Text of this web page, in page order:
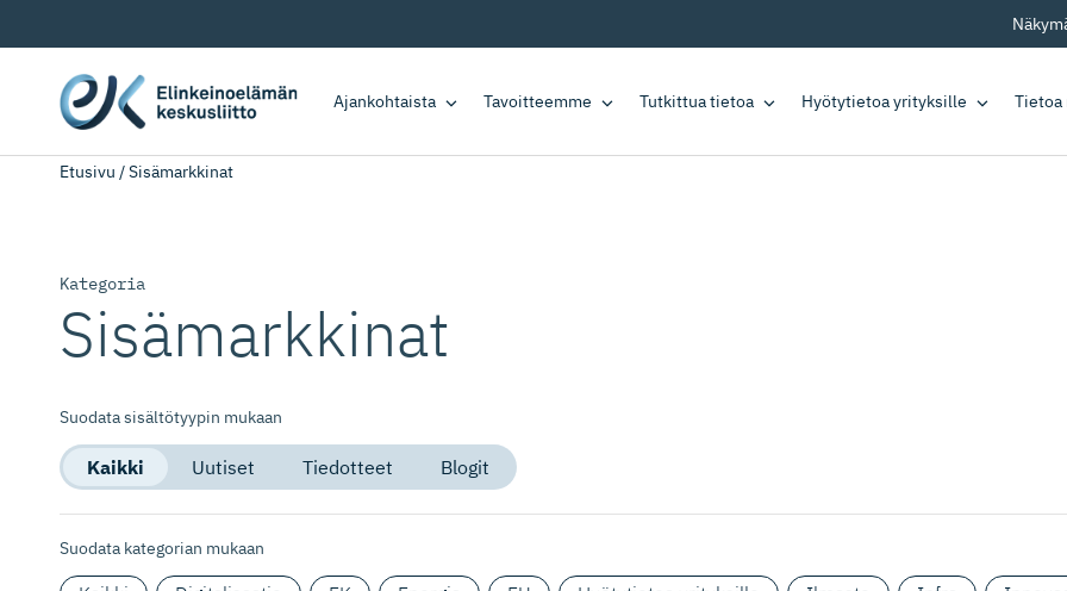
Ajankohtaista Tavoitteemme Tutkittua tietoa Hyötytietoa yrityksille Tietoa
Etusivu /Sisämarkkinat
Kategoria
Sisämarkkinat
Suodata sisältötyypin mukaan
Kaikki Uutiset Tiedotteet Blogit
Suodata kategorian mukaan